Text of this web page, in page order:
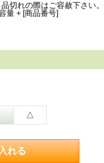
切れの際はご容赦下さい。
量 + [商品番号]
△